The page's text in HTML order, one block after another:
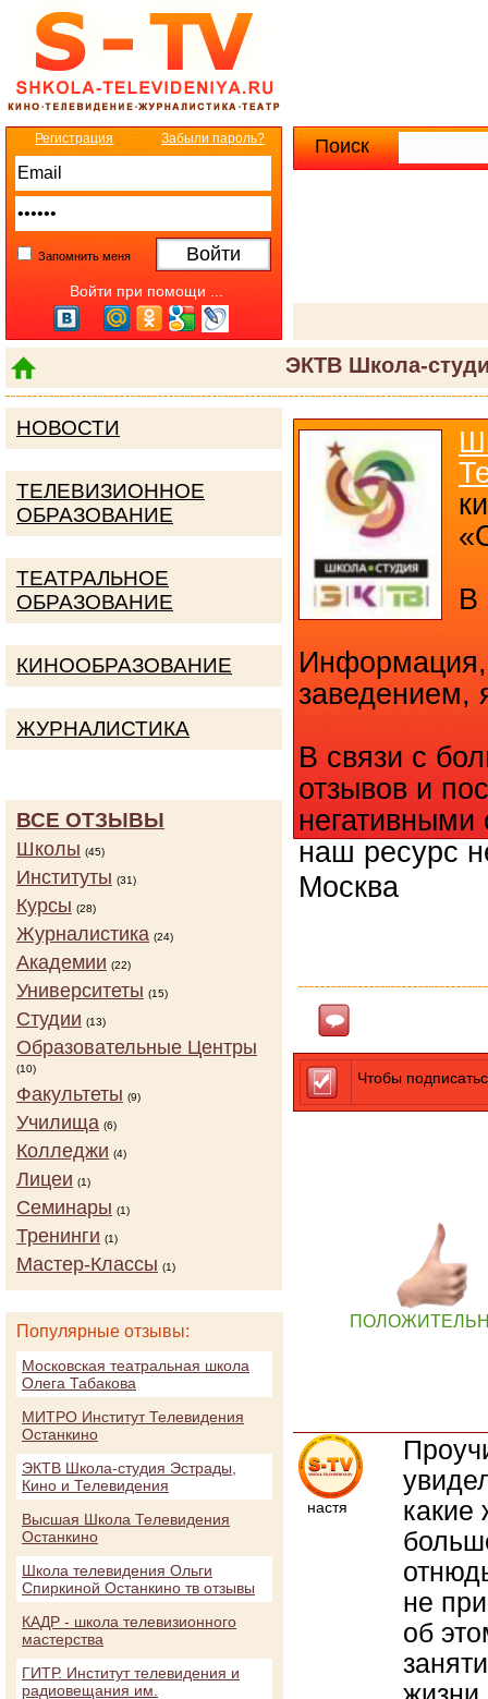
Поиск
ЭКТВ Школа-
Регистрация Забыли пароль?
Запомнить меня
Войти при помощи ...
В
заведением,
В связи с
отзывов и
наш ресурс
Москва
Чтобы
настя
какие
не
об
НОВОСТИ
ТЕЛЕВИЗИОННОЕ
ОБРАЗОВАНИЕ
ТЕАТРАЛЬНОЕ
ОБРАЗОВАНИЕ
КИНООБРАЗОВАНИЕ
ЖУРНАЛИСТИКА
ВСЕ ОТЗЫВЫ
Школы (45)
Институты (31)
Курсы (28)
Журналистика (24)
Академии (22)
Университеты (15)
Студии (13)
Образовательные Центры
(10)
Факультеты (9)
Училища (6)
Колледжи (4)
Лицеи (1)
Семинары (1)
Тренинги (1)
Мастер-Классы (1)
Популярные отзывы:
Московская театральная школа
Олега Табакова
МИТРО Институт Телевидения
Останкино
ЭКТВ Школа-студия Эстрады,
Кино и Телевидения
Высшая Школа Телевидения
Останкино
Школа телевидения Ольги
Спиркиной Останкино тв отзывы
КАДР - школа телевизионного
мастерства
ГИТР. Институт телевидения и
радиовещания им.